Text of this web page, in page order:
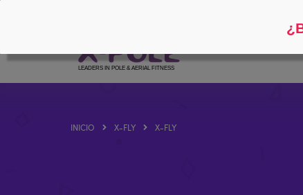
INICIO X-FLY X-FLY